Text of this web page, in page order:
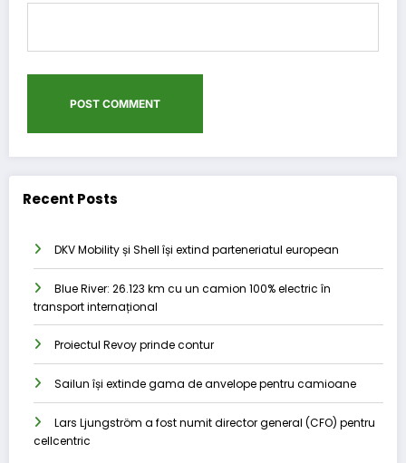
Recent Posts
DKV Mobility și Shell își extind parteneriatul european
Blue River: 26.123 km cu un camion 100% electric în
transport internațional
Proiectul Revoy prinde contur
Sailun își extinde gama de anvelope pentru camioane
Lars Ljungström a fost numit director general (CFO) pentru
cellcentric